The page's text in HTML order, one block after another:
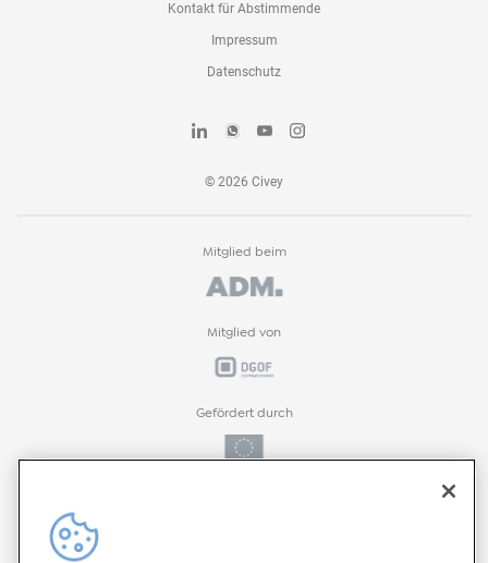
Kontakt für Abstimmende
Impressum
Datenschutz
© 2026 Civey
Mitglied beim
Mitglied von
Gefördert durch